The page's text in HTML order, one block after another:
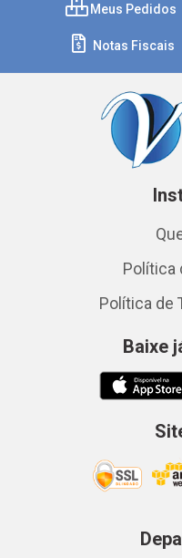
Meus Pedidos
Notas Fiscais
Política
Política de
Baixe